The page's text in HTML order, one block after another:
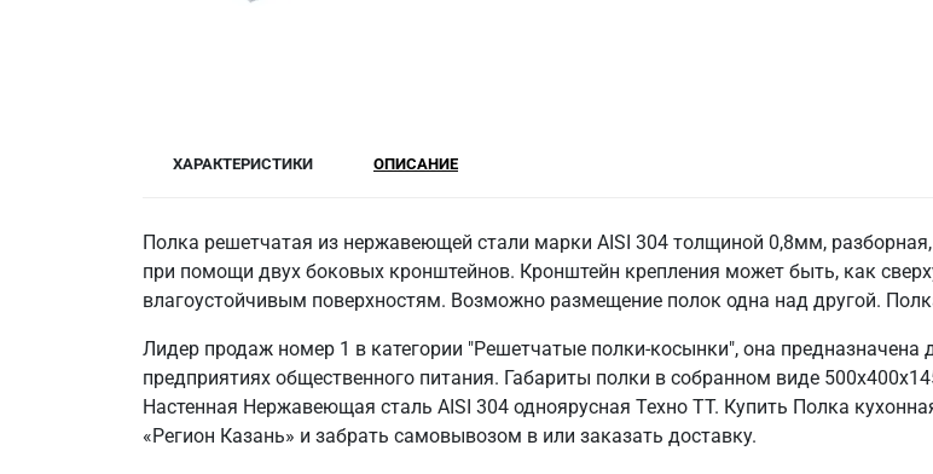
ХАРАКТЕРИСТИКИ ОПИСАНИЕ
Полка решетчатая из нержавеющей стали марки AISI 304 толщиной 0,8мм,
при помощи двух боковых кронштейнов. Кронштейн крепления может быть, как
влагоустойчивым поверхностям. Возможно размещение полок одна над другой.
Лидер продаж номер 1 в категории "Решетчатые полки-косынки", она
предприятиях общественного питания. Габариты полки в собранном виде
Настенная Нержавеющая сталь AISI 304 одноярусная Техно ТТ. Купить Полка
«Регион Казань» и забрать самовывозом в или заказать доставку.